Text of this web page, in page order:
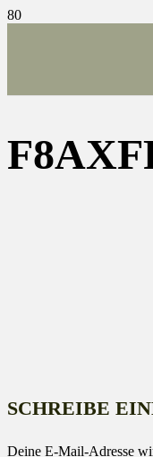
SCHREIBE
Deine E-Mail-Adresse